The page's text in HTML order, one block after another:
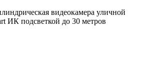
видеокамера уличной
ИК подсветкой до 30 метров